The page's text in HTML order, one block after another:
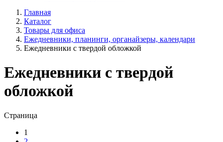
Главная
Каталог
Товары для офиса
Ежедневники, планинги, органайзеры, календари
Ежедневники с твердой обложкой
Ежедневники с твердой
обложкой
Страница
1